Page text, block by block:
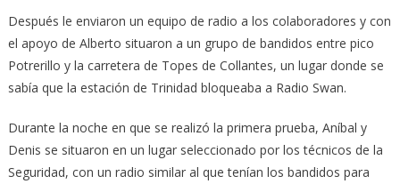
Después le enviaron un equipo de radio a los colaboradores y con
el apoyo de Alberto situaron a un grupo de bandidos entre pico
Potrerillo y la carretera de Topes de Collantes, un lugar donde se
sabía que la estación de Trinidad bloqueaba a Radio Swan.
Durante la noche en que se realizó la primera prueba, Aníbal y
Denis se situaron en un lugar seleccionado por los técnicos de la
Seguridad, con un radio similar al que tenían los bandidos para